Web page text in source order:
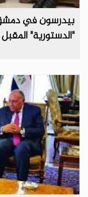
بيدرسون في
"الدستورية" المقبل